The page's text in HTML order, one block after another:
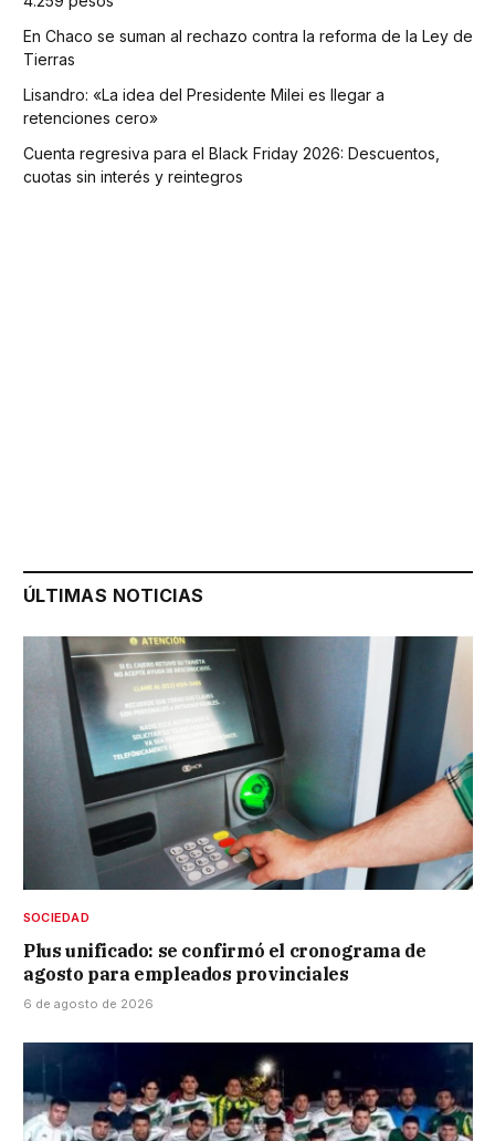
En Chaco se suman al rechazo contra la reforma de la Ley de
Tierras
Lisandro: «La idea del Presidente Milei es llegar a
retenciones cero»
Cuenta regresiva para el Black Friday 2026: Descuentos,
cuotas sin interés y reintegros
ÚLTIMAS NOTICIAS
SOCIEDAD
Plus unificado: se confirmó el cronograma de
agosto para empleados provinciales
6 de agosto de 2026